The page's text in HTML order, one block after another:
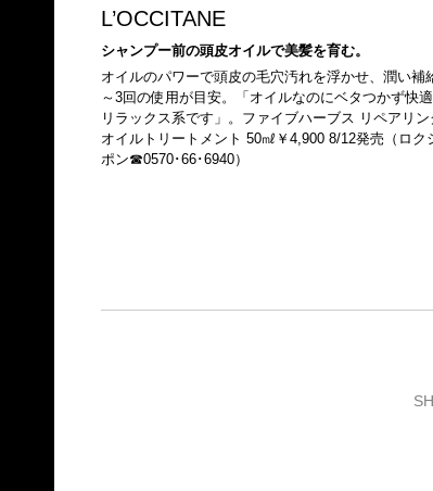
L’OCCITANE
シャンプー前の頭皮オイルで美髪を育む。
オイルのパワーで頭皮の毛穴汚れを浮かせ、潤い補
～3回の使用が目安。「オイルなのにベタつかず快
リラックス系です」。ファイブハーブス リペアリ
オイルトリートメント 50㎖￥4,900 8/12発売（ロク
ポン☎0570･66･6940）